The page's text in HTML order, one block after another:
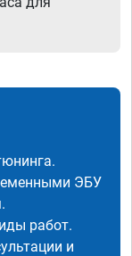
ЭБУ
работ.
и